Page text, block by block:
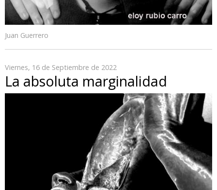
Juan Guerrero
Viernes, 16 de Septiembre de 2022
La absoluta marginalidad